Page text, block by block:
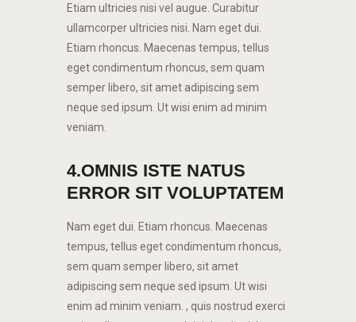
Etiam ultricies nisi vel augue. Curabitur
ullamcorper ultricies nisi. Nam eget dui.
Etiam rhoncus. Maecenas tempus, tellus
eget condimentum rhoncus, sem quam
semper libero, sit amet adipiscing sem
neque sed ipsum. Ut wisi enim ad minim
veniam.
4.OMNIS ISTE NATUS
ERROR SIT VOLUPTATEM
Nam eget dui. Etiam rhoncus. Maecenas
tempus, tellus eget condimentum rhoncus,
sem quam semper libero, sit amet
adipiscing sem neque sed ipsum. Ut wisi
enim ad minim veniam. , quis nostrud exerci